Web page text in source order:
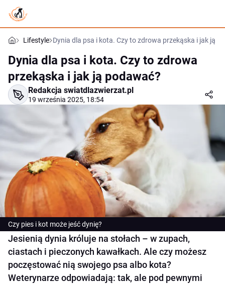
Lifestyle Dynia dla psa i kota. Czy to zdrowa przekąska i jak ją
Dynia dla psa i kota. Czy to zdrowa
przekąska i jak ją podawać?
Redakcja swiatdlazwierzat.pl
19 września 2025, 18:54
Czy pies i kot może jeść dynię?
Jesienią dynia króluje na stołach – w zupach,
ciastach i pieczonych kawałkach. Ale czy możesz
poczęstować nią swojego psa albo kota?
Weterynarze odpowiadają: tak, ale pod pewnymi